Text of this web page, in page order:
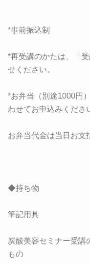
*事前振込制
*再受講のかたは、「
せください。
*お弁当（別途1000円
わせてお申込みくださ
お弁当代金は当日お支
◆持ち物
筆記用具
炭酸美容セミナー受講
もの